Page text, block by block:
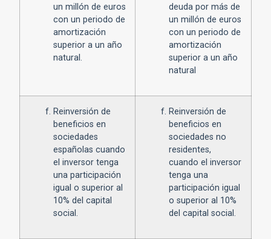
un millón de euros
con un periodo de
amortización
superior a un año
natural.
deuda por más de
un millón de euros
con un periodo de
amortización
superior a un año
natural
Reinversión de
beneficios en
sociedades
españolas cuando
el inversor tenga
una participación
igual o superior al
10% del capital
social.
Reinversión de
beneficios en
sociedades no
residentes,
cuando el inversor
tenga una
participación igual
o superior al 10%
del capital social.